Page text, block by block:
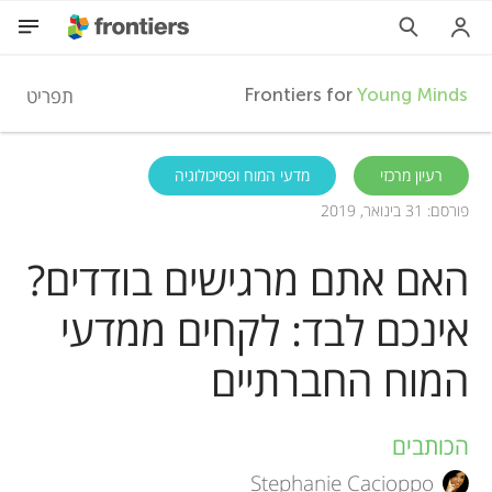
F
r
o
n
t
Frontiers forYoung Minds תפריט
השתתפות
רעיון מרכזי
מדעי המוח ופסיכולוגיה
פורסם: 31 בינואר, 2019
האם אתם מרגישים בודדים?
אינכם לבד: לקחים ממדעי
המוח החברתיים
A
הכותבים
Stephanie Cacioppo